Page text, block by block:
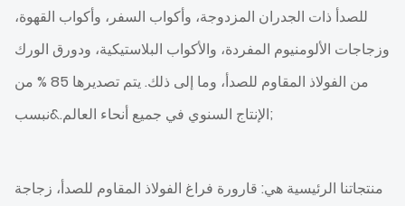
للصدأ ذات الجدران المزدوجة، وأكواب السفر، وأكواب القهوة،
وزجاجات الألومنيوم المفردة، والأكواب البلاستيكية، ودورق الورك
من الفولاذ المقاوم للصدأ، وما إلى ذلك. يتم تصديرها 85 % من
الإنتاج السنوي في جميع أنحاء العالم.&نبسب;
منتجاتنا الرئيسية هي: قارورة فراغ الفولاذ المقاوم للصدأ، زجاجة